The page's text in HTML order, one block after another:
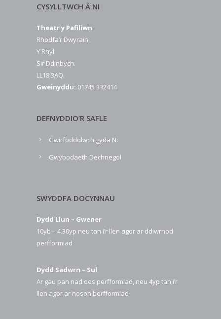
CYSYLLTWCH Â NI
Theatr y Pafiliwn
Rhodfa’r Dwyrain,
Y Rhyl,
Sir Ddinbych.
LL18 3AQ.
Gweinyddu: 01745 332414
DEFNYDDIO’R SAFLE
Gwirfoddolwch gyda Ni
Gwybodaeth Dechnegol
SWYDDFA DOCYNNAU
Dydd Llun – Gwener
10yb – 4.30yp neu tan i’r llen agor ar ddiwrnod
perfformiad
Dydd Sadwrn – Sul
Ar gau pan nad oes perfformiad, neu 4yp tan i’r
llen agor ar noson berfformiad